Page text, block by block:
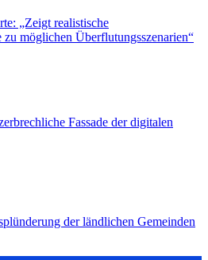
„Zeigt realistische
zu möglichen Überflutungsszenarien“
Fassade der digitalen
der ländlichen Gemeinden